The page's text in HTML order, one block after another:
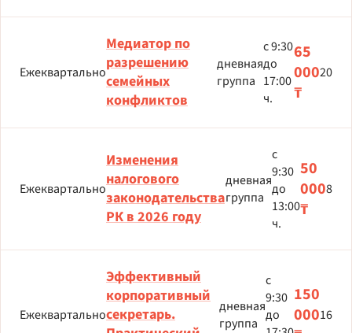
Ежеквартально
Медиатор по
разрешению
семейных
конфликтов
дневная
группа
с 9:30
до
17:00
ч.
65
000
₸
20
Ежеквартально
Изменения
налогового
законодательства
РК в 2026 году
дневная
группа
с
9:30
до
13:00
ч.
50
000
₸
8
Ежеквартально
Эффективный
корпоративный
секретарь.
дневная
группа
с
9:30
до
150
00016